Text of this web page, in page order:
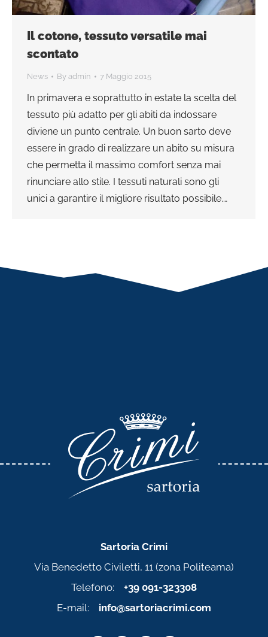
Il cotone, tessuto versatile mai
scontato
News By admin 7 Maggio 2015
In primavera e soprattutto in estate la scelta del
tessuto più adatto per gli abiti da indossare
diviene un punto centrale. Un buon sarto deve
essere in grado di realizzare un abito su misura
che permetta il massimo comfort senza mai
rinunciare allo stile. I tessuti naturali sono gli
unici a garantire il migliore risultato possibile.…
Sartoria Crimi
Via Benedetto Civiletti, 11 (zona Politeama)
Telefono: +39 091-323308
E-mail: info@sartoriacrimi.com